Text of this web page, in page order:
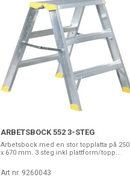
ARBETSBOCK 552 3-STEG
Arbetsbock med en stor topplatta på 250
x 670 mm. 3 steg inkl plattform/topp...
Art nr. 9260043